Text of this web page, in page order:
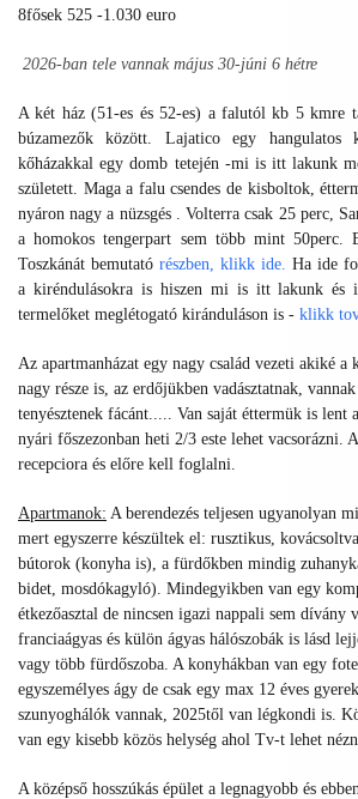
8fősek 525 -1.030 euro
2026-ban tele vannak május 30-júni 6 hétre
A két ház (51-es és 52-es) a falutól kb 5 kmre
búzamezők között. Lajatico egy hangulatos
kőházakkal egy domb tetején -mi is itt lakunk
született. Maga a falu csendes de kisboltok,
nyáron nagy a nüzsgés . Volterra csak 25 perc,
a homokos tengerpart sem több mint
Toszkánát bemutató részben, klikk ide Ha ide
a kiréndulásokra is hiszen mi is itt lakunk és
termelőket meglétogató kiránduláson is - klikk
Az apartmanházat egy nagy család vezeti akiké a
nagy része is, az erdőjükben vadásztatnak,
tenyésztenek fácánt..... Van saját éttermük is lent
nyári főszezonban heti 2/3 este lehet vacsorázni.
recepciora és előre kell foglalni.
Apartmanok: A berendezés teljesen ugyanolyan
mert egyszerre készültek el: rusztikus,
bútorok (konyha is), a fürdőkben mindig
bidet, mosdókagyló). Mindegyikben van egy
étkezőasztal de nincsen igazi nappali sem dívány
franciaágyas és külön ágyas hálószobák is lásd
vagy több fürdőszoba. A konyhákban van egy
egyszemélyes ágy de csak egy max 12 éves
szunyoghálók vannak, 2025től van légkondi is.
van egy kisebb közös helység ahol Tv-t lehet
A középső hosszúkás épület a legnagyobb és